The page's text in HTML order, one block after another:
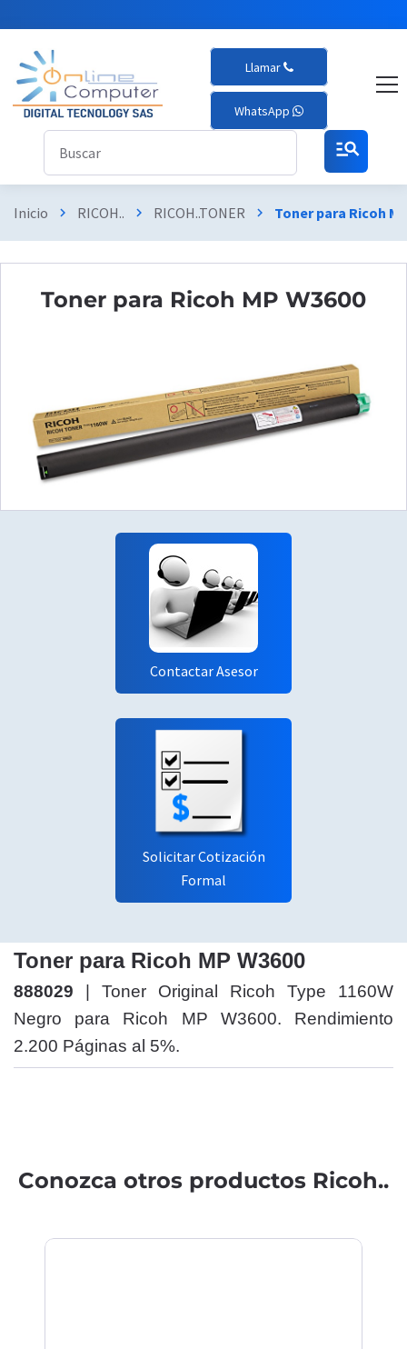
Llamar
WhatsApp
manage_search
Inicio chevron_right RICOH.. chevron_right RICOH..TONER chevron_right Toner para Ricoh
Toner para Ricoh MP W3600
Contactar Asesor
Solicitar Cotización
Formal
Toner para Ricoh MP W3600
888029 | Toner Original Ricoh Type 1160W
Negro para Ricoh MP W3600. Rendimiento
2.200 Páginas al 5%.
Conozca otros productos Ricoh..